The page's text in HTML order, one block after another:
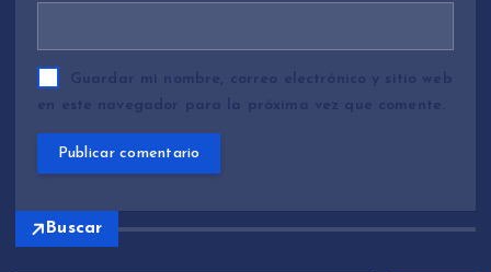
Guardar mi nombre, correo electrónico y sitio web
en este navegador para la próxima vez que comente.
Buscar